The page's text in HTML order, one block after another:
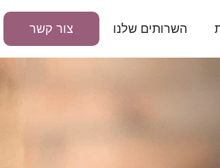
השרותים שלנו צור קשר